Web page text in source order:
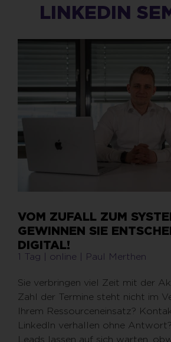
LINKEDIN
VOM ZUFALL ZUM
GEWINNEN SIE
DIGITAL!
1 Tag | online | Paul Merthen
Sie verbringen viel Zeit mit der
Zahl der Termine steht nicht im
Ihrem Ressourceneinsatz?
LinkedIn verhallen ohne
Leads lassen auf sich warten,